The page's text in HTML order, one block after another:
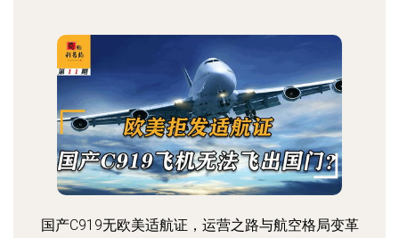
国产C919无欧美适航证，运营之路与航空格局变革